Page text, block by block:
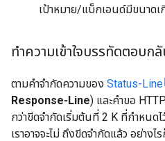
เป้าหมาย/แบ็กเอนด์มีขนาดเ
ทำความเข้าใจบรรทัดตอบก
ตามคำจำกัดความของ Status-Line
Response-Line) และคำขอ
กว่าขีดจำกัดเริ่มต้นที่ 2 K ที่กำหนด
เราอาจจะไม่ ถึงขีดจำกัดแล้ว อย่า